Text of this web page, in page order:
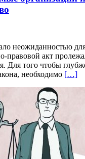
неожиданностью
правовой акт
Для того чтобы
необходимо […]